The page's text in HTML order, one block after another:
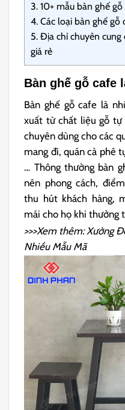
3. 10+ mẫu bàn ghế
4. Các loại bàn ghế gỗ
5. Địa chỉ chuyên cung
giá rẻ
Bàn ghế gỗ cafe
Bàn ghế gỗ cafe là
xuất từ chất liệu gỗ tự
chuyên dùng cho các
mang đi, quán cà phê
… Thông thường bàn
nên phong cách,
thu hút khách hàng,
mái cho họ khi thưởng
>>>Xem thêm: Xưởng
Nhiều Mẫu Mã